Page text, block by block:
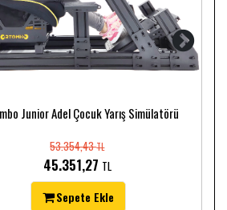
Junior Adel Çocuk Yarış Simülatörü
53.354,43TL
45.351,27 TL
Sepete Ekle